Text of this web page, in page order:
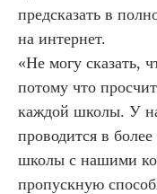
предсказать в
на интернет.
«Не могу сказать,
потому что
каждой школы. У
проводится в
школы с нашими
пропускную